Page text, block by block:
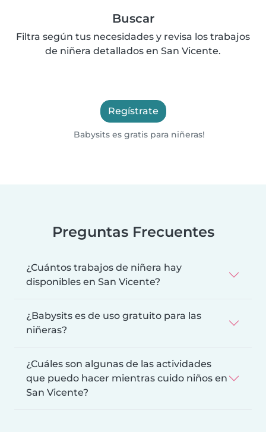
Buscar
Filtra según tus necesidades y revisa los trabajos
de niñera detallados en San Vicente.
Regístrate
Babysits es gratis para niñeras!
Preguntas Frecuentes
¿Cuántos trabajos de niñera hay
disponibles en San Vicente?
¿Babysits es de uso gratuito para las
niñeras?
¿Cuáles son algunas de las actividades
que puedo hacer mientras cuido niños en
San Vicente?